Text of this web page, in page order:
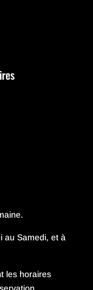
au Samedi, et à
les horaires